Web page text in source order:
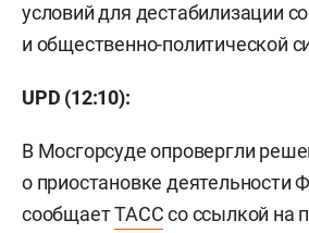
условий для дестабилизации
и общественно-политической
UPD (12:10):
В Мосгорсуде опровергли
о приостановке деятельности
сообщаетТАССсо ссылкой на